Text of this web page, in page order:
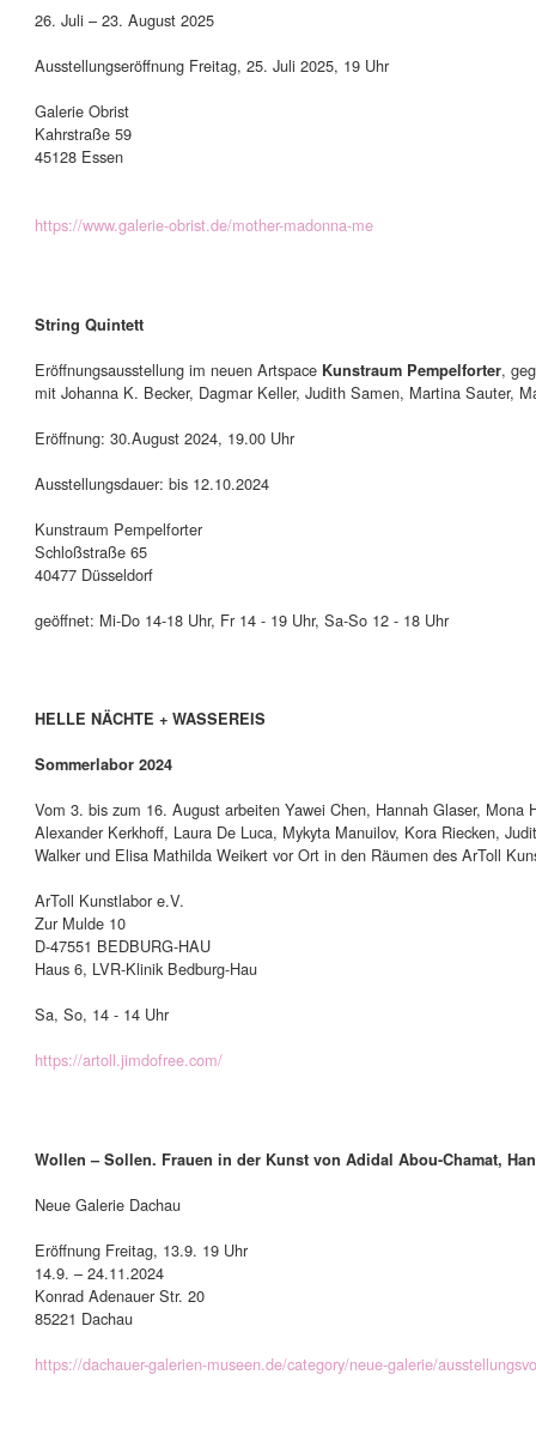
26. Juli – 23. August 2025
Ausstellungseröffnung Freitag, 25. Juli 2025, 19 Uhr
Galerie Obrist
Kahrstraße 59
45128 Essen
https://www.galerie-obrist.de/mother-madonna-me
String Quintett
Eröffnungsausstellung im neuen Artspace Kunstraum Pempelforter,
mit Johanna K. Becker, Dagmar Keller, Judith Samen, Martina Sauter,
Eröffnung: 30.August 2024, 19.00 Uhr
Ausstellungsdauer: bis 12.10.2024
Kunstraum Pempelforter
Schloßstraße 65
40477 Düsseldorf
geöffnet: Mi-Do 14-18 Uhr, Fr 14 - 19 Uhr, Sa-So 12 - 18 Uhr
HELLE NÄCHTE + WASSEREIS
Sommerlabor 2024
Vom 3. bis zum 16. August arbeiten Yawei Chen, Hannah Glaser, Mona
Alexander Kerkhoff, Laura De Luca, Mykyta Manuilov, Kora Riecken,
Walker und Elisa Mathilda Weikert vor Ort in den Räumen des ArToll
ArToll Kunstlabor e.V.
Zur Mulde 10
D-47551 BEDBURG-HAU
Haus 6, LVR-Klinik Bedburg-Hau
Sa, So, 14 - 14 Uhr
https://artoll.jimdofree.com/
Wollen – Sollen. Frauen in der Kunst von Adidal Abou-Chamat,
Neue Galerie Dachau
Eröffnung Freitag, 13.9. 19 Uhr
14.9. – 24.11.2024
Konrad Adenauer Str. 20
85221 Dachau
https://dachauer-galerien-museen.de/category/neue-galerie/